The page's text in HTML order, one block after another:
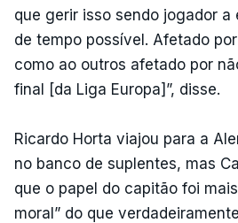
que gerir isso sendo jogador a
de tempo possível. Afetado
como ao outros afetado por
final [da Liga Europa]”, disse.
Ricardo Horta viajou para a
no banco de suplentes, mas
que o papel do capitão foi
moral” do que